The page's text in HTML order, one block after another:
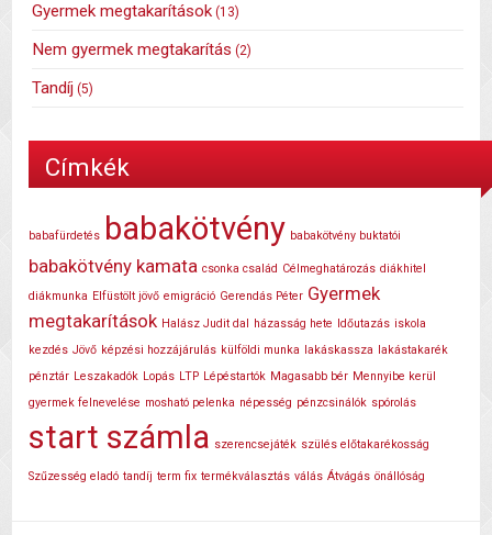
Gyermek megtakarítások (13)
Nem gyermek megtakarítás (2)
Tandíj (5)
Címkék
babafürdetés babakötvény babakötvény buktatói
babakötvény kamata csonka család Célmeghatározás diákhitel
diákmunka Elfüstölt jövő emigráció Gerendás Péter Gyermek
megtakarítások Halász Judit dal házasság hete Időutazás iskola
kezdés Jövő képzési hozzájárulás külföldi munka lakáskassza lakástakarék
pénztár Leszakadók Lopás LTP Lépéstartók Magasabb bér Mennyibe kerül
gyermek felnevelése mosható pelenka népesség pénzcsinálók spórolás
start számla szerencsejáték szülés előtakarékosság
Szűzesség eladó tandíj term fix termékválasztás válás Átvágás önállóság